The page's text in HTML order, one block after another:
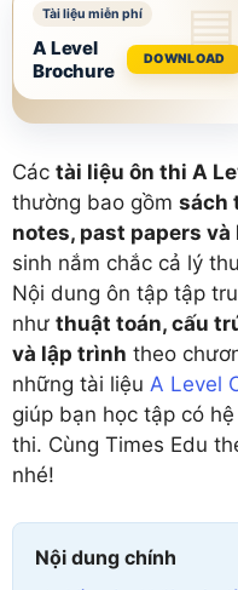
A Level
Brochure
DOWNLOAD
Các tài liệu ôn thi A
thường bao gồm sách
notes, past papers
sinh nắm chắc cả lý
Nội dung ôn tập tập
như thuật toán, cấu
và lập trình theo
những tài liệu A Level
giúp bạn học tập có
thi. Cùng Times Edu
nhé!
Nội dung chính